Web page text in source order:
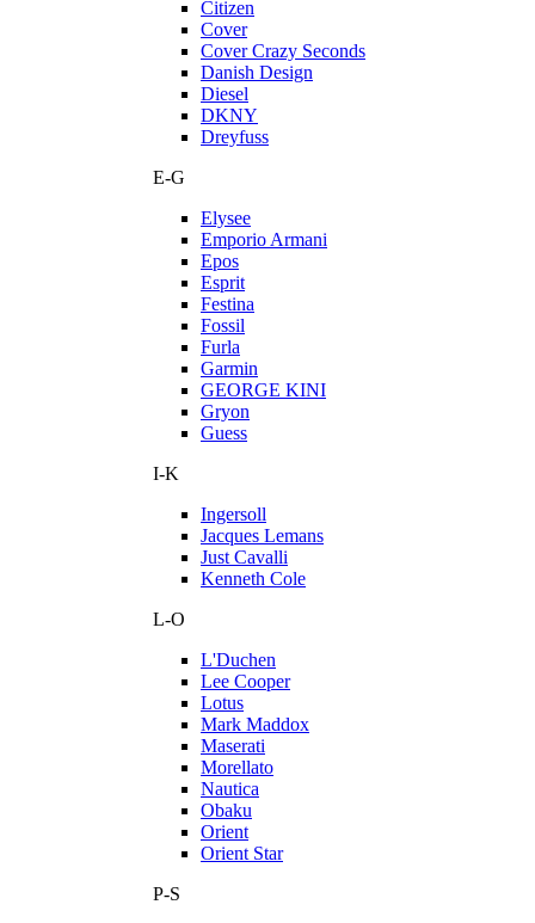
Citizen
Cover
Cover Crazy Seconds
Danish Design
Diesel
DKNY
Dreyfuss
E-G
Elysee
Emporio Armani
Epos
Esprit
Festina
Fossil
Furla
Garmin
GEORGE KINI
Gryon
Guess
I-K
Ingersoll
Jacques Lemans
Just Cavalli
Kenneth Cole
L-O
L'Duchen
Lee Cooper
Lotus
Mark Maddox
Maserati
Morellato
Nautica
Obaku
Orient
Orient Star
P-S